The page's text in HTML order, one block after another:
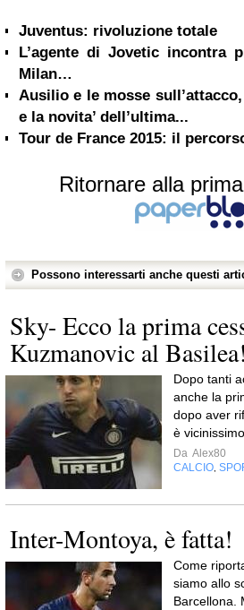
Juventus: rivoluzione totale
L’agente di Jovetic incontra
Milan…
Ausilio e le mosse
e la novita’ dell’ultima...
Tour de France 2015: il
Ritornare alla
Possono interessarti anche questi
Sky- Ecco la prima
Kuzmanovic al Basilea!
Dopo tanti
anche la
dopo aver
è
Da Alex80
CALCIO
Inter-Montoya, è fatta!
Come
siamo allo
Barcellona.